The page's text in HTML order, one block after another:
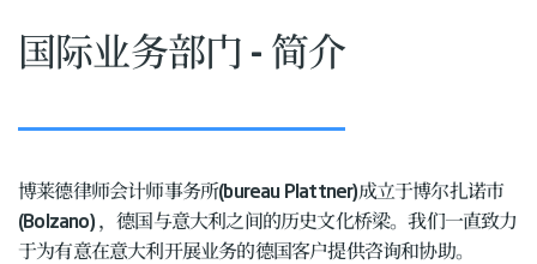
国际业务部门 - 简介
博莱德律师会计师事务所(bureau Plattner)成立于博尔扎诺市
(Bolzano) ，德国与意大利之间的历史文化桥梁。我们一直致力
于为有意在意大利开展业务的德国客户提供咨询和协助。